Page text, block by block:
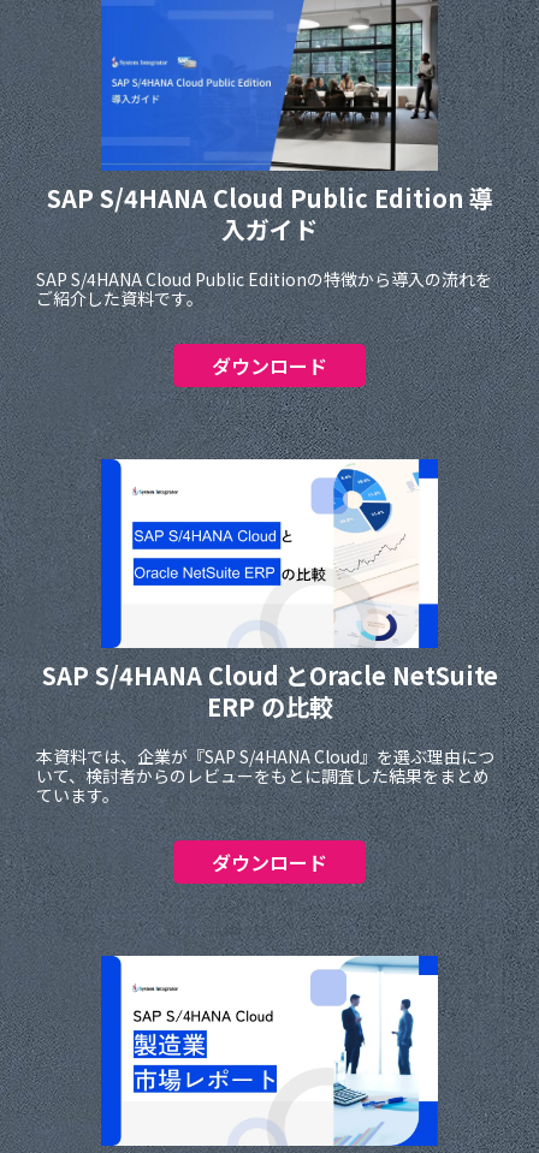
SAP S/4HANA Cloud Public Edition 導
入ガイド
SAP S/4HANA Cloud Public Editionの特徴から導入の流れを
ご紹介した資料です。
ダウンロード
SAP S/4HANA Cloud とOracle NetSuite
ERP の比較
本資料では、企業が『SAP S/4HANA Cloud』を選ぶ理由につ
いて、検討者からのレビューをもとに調査した結果をまとめ
ています。
ダウンロード